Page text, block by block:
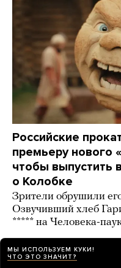
Российские
премьеру нового
чтобы выпустить
о Колобке
Зрители обрушили
Озвучивший хлеб
***** на Человека-
МЫ ИСПОЛЬЗУЕМ КУКИ!
ЧТО ЭТО ЗНАЧИТ?